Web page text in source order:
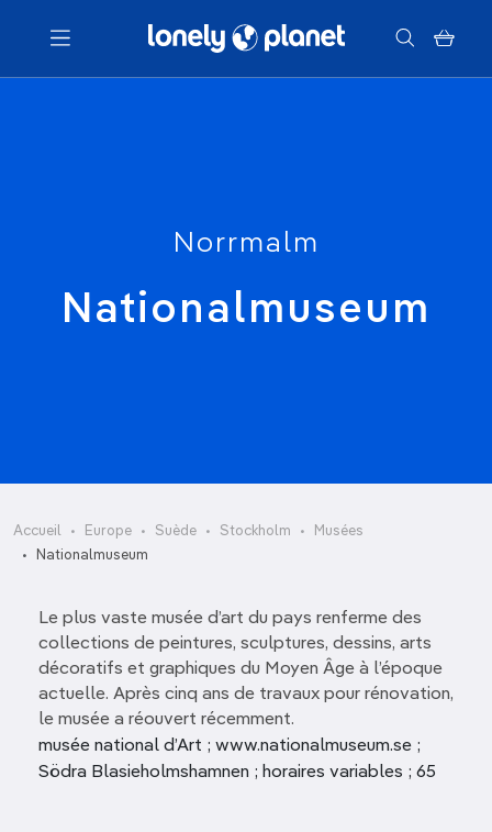
Menu
Norrmalm
Nationalmuseum
Accueil Europe Suède Stockholm
Musées
Nationalmuseum
Le plus vaste musée d’art du pays renferme des
collections de peintures, sculptures, dessins, arts
décoratifs et graphiques du Moyen Âge à l’époque
actuelle. Après cinq ans de travaux pour rénovation,
le musée a réouvert récemment.
musée national d’Art ; www.nationalmuseum.se ;
Södra Blasieholmshamnen ; horaires variables ; 65